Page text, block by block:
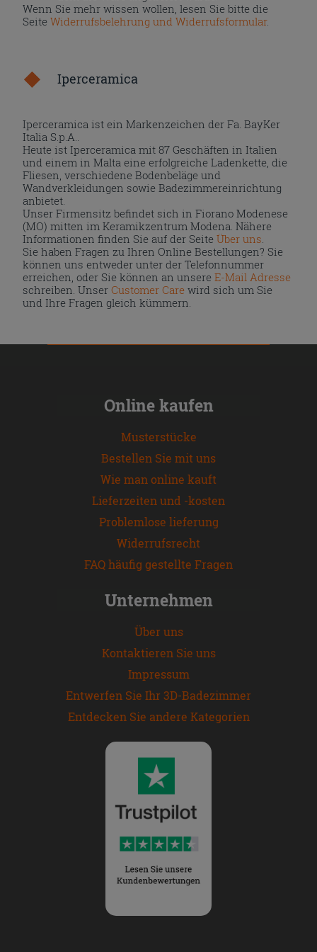
Wenn Sie mehr wissen wollen, lesen Sie bitte die
SeiteWiderrufsbelehrung und Widerrufsformular.
Iperceramica
Iperceramica ist ein Markenzeichen der Fa. BayKer
Italia S.p.A..
Heute ist Iperceramica mit 87 Geschäften in Italien
und einem in Malta eine erfolgreiche Ladenkette, die
Fliesen, verschiedene Bodenbeläge und
Wandverkleidungen sowie Badezimmereinrichtung
anbietet.
Unser Firmensitz befindet sich in Fiorano Modenese
(MO) mitten im Keramikzentrum Modena. Nähere
Informationen finden Sie auf der Seite Über uns
Sie haben Fragen zu Ihren Online Bestellungen? Sie
können uns entweder unter der Telefonnummer
erreichen, oder Sie können an unsereE-Mail Adresse
schreiben. UnserCustomer Care wird sich um Sie
und Ihre Fragen gleich kümmern.
Online kaufen
Musterstücke
Bestellen Sie mit uns
Wie man online kauft
Lieferzeiten und -kosten
Problemlose lieferung
Widerrufsrecht
FAQ häufig gestellte Fragen
Unternehmen
Über uns
Kontaktieren Sie uns
Impressum
Entwerfen Sie Ihr 3D-Badezimmer
Entdecken Sie andere Kategorien